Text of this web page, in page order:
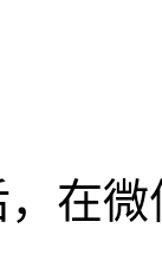
在